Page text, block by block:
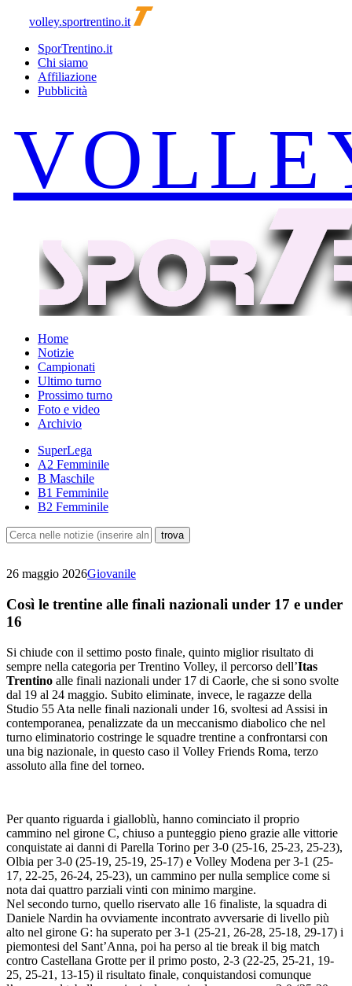
volley.sportrentino.it
SporTrentino.it
Chi siamo
Affiliazione
Pubblicità
Home
Notizie
Campionati
Ultimo turno
Prossimo turno
Foto e video
Archivio
SuperLega
A2 Femminile
B Maschile
B1 Femminile
B2 Femminile
26 maggio 2026Giovanile
Così le trentine alle finali nazionali under 17 e under
16
Si chiude con il settimo posto finale, quinto miglior risultato di
sempre nella categoria per Trentino Volley, il percorso dell’Itas
Trentino alle finali nazionali under 17 di Caorle, che si sono svolte
dal 19 al 24 maggio. Subito eliminate, invece, le ragazze della
Studio 55 Ata nelle finali nazionali under 16, svoltesi ad Assisi in
contemporanea, penalizzate da un meccanismo diabolico che nel
turno eliminatorio costringe le squadre trentine a confrontarsi con
una big nazionale, in questo caso il Volley Friends Roma, terzo
assoluto alla fine del torneo.
Per quanto riguarda i gialloblù, hanno cominciato il proprio
cammino nel girone C, chiuso a punteggio pieno grazie alle vittorie
conquistate ai danni di Parella Torino per 3-0 (25-16, 25-23, 25-23),
Olbia per 3-0 (25-19, 25-19, 25-17) e Volley Modena per 3-1 (25-
17, 22-25, 26-24, 25-23), un cammino per nulla semplice come si
nota dai quattro parziali vinti con minimo margine.
Nel secondo turno, quello riservato alle 16 finaliste, la squadra di
Daniele Nardin ha ovviamente incontrato avversarie di livello più
alto nel girone G: ha superato per 3-1 (25-21, 26-28, 25-18, 29-17) i
piemontesi del Sant’Anna, poi ha perso al tie break il big match
contro Castellana Grotte per il primo posto, 2-3 (22-25, 25-21, 19-
25, 25-21, 13-15) il risultato finale, conquistandosi comunque